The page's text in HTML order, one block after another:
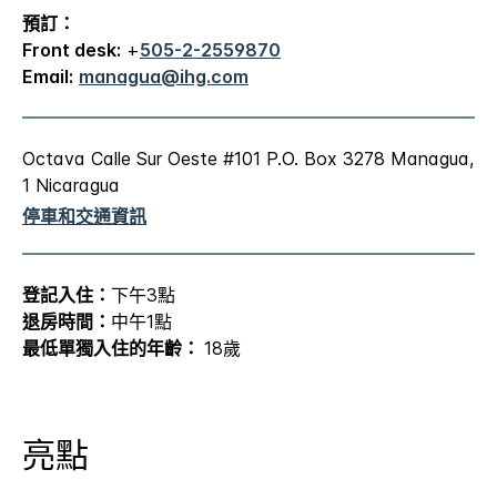
預訂：
Front desk: +505-2-2559870
Email: managua@ihg.com
Octava Calle Sur Oeste #101 P.O. Box 3278 Managua,
1 Nicaragua
停車和交通資訊
登記入住： 下午3點
退房時間： 中午1點
最低單獨入住的年齡： 18歲
亮點